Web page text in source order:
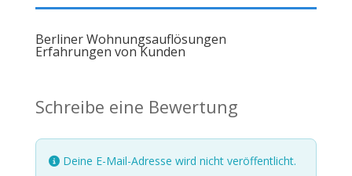
Berliner Wohnungsauflösungen
Erfahrungen von Kunden
Schreibe eine Bewertung
Deine E-Mail-Adresse wird nicht veröffentlicht.